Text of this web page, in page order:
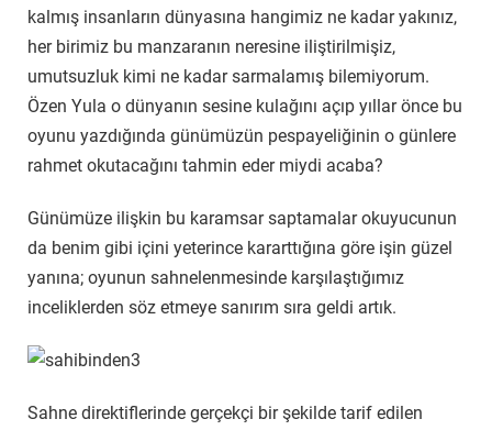
kalmış insanların dünyasına hangimiz ne kadar yakınız,
her birimiz bu manzaranın neresine iliştirilmişiz,
umutsuzluk kimi ne kadar sarmalamış bilemiyorum.
Özen Yula o dünyanın sesine kulağını açıp yıllar önce bu
oyunu yazdığında günümüzün pespayeliğinin o günlere
rahmet okutacağını tahmin eder miydi acaba?
Günümüze ilişkin bu karamsar saptamalar okuyucunun
da benim gibi içini yeterince kararttığına göre işin güzel
yanına; oyunun sahnelenmesinde karşılaştığımız
inceliklerden söz etmeye sanırım sıra geldi artık.
Sahne direktiflerinde gerçekçi bir şekilde tarif edilen